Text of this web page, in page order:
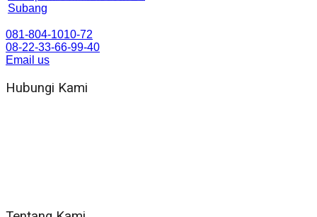
Subang
081-804-1010-72
08-22-33-66-99-40
Email us
Hubungi Kami